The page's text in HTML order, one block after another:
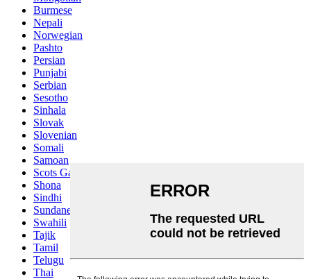
Burmese
Nepali
Norwegian
Pashto
Persian
Punjabi
Serbian
Sesotho
Sinhala
Slovak
Slovenian
Somali
Samoan
Scots Gaelic
Shona
Sindhi
Sundanese
Swahili
Tajik
Tamil
Telugu
Thai